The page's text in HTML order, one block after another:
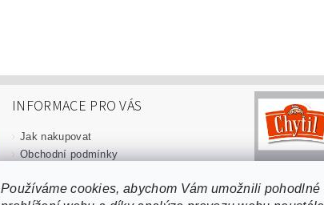
INFORMACE PRO VÁS
Jak nakupovat
Obchodní podmínky
GPSR
Používáme cookies, abychom Vám umožnili pohodlné